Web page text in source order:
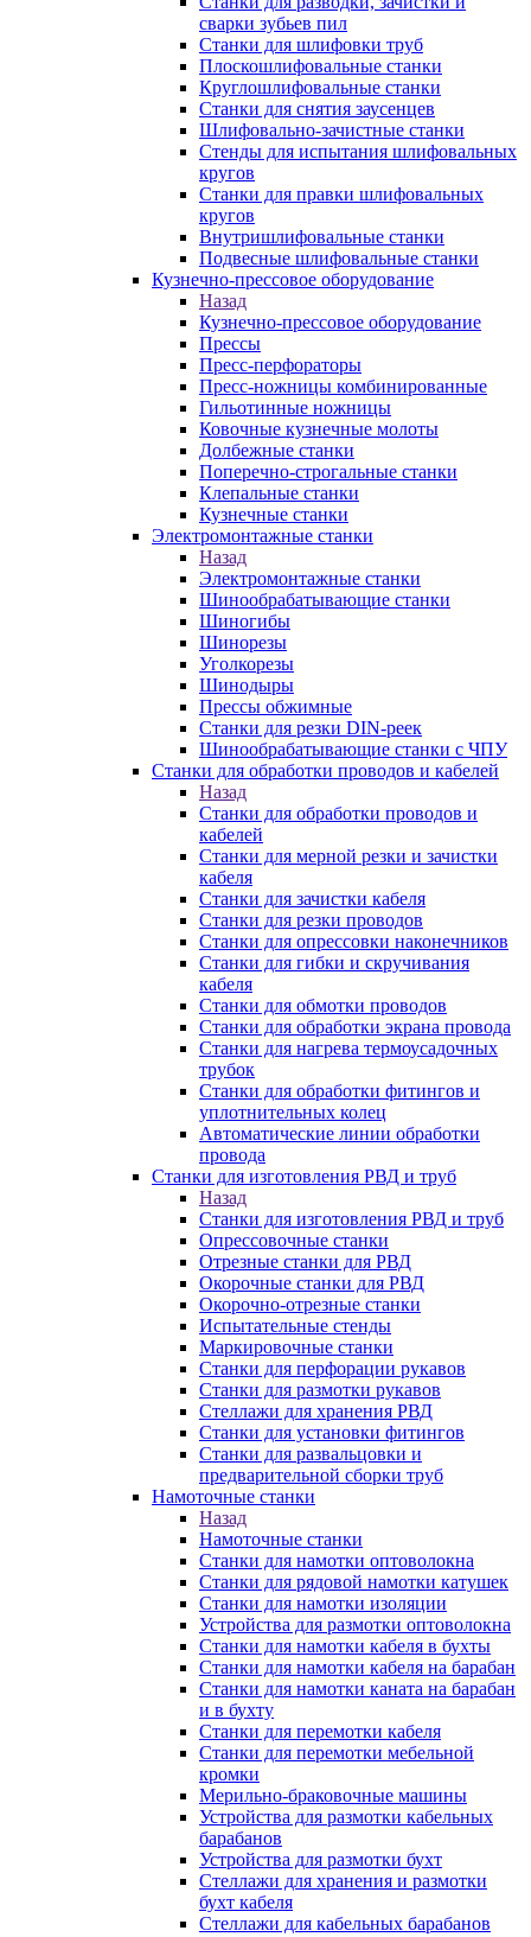
сварки зубьев пил
Станки для шлифовки труб
Плоскошлифовальные станки
Круглошлифовальные станки
Станки для снятия заусенцев
Шлифовально-зачистные станки
Стенды для испытания шлифовальных
кругов
Станки для правки шлифовальных
кругов
Внутришлифовальные станки
Подвесные шлифовальные станки
Кузнечно-прессовое оборудование
Назад
Кузнечно-прессовое оборудование
Прессы
Пресс-перфораторы
Пресс-ножницы комбинированные
Гильотинные ножницы
Ковочные кузнечные молоты
Долбежные станки
Поперечно-строгальные станки
Клепальные станки
Кузнечные станки
Электромонтажные станки
Назад
Электромонтажные станки
Шинообрабатывающие станки
Шиногибы
Шинорезы
Уголкорезы
Шинодыры
Прессы обжимные
Станки для резки DIN-реек
Шинообрабатывающие станки с ЧПУ
Станки для обработки проводов и кабелей
Назад
Станки для обработки проводов и
кабелей
Станки для мерной резки и зачистки
кабеля
Станки для зачистки кабеля
Станки для резки проводов
Станки для опрессовки наконечников
Станки для гибки и скручивания
кабеля
Станки для обмотки проводов
Станки для обработки экрана провода
Станки для нагрева термоусадочных
трубок
Станки для обработки фитингов и
уплотнительных колец
Автоматические линии обработки
провода
Станки для изготовления РВД и труб
Назад
Станки для изготовления РВД и труб
Опрессовочные станки
Отрезные станки для РВД
Окорочные станки для РВД
Окорочно-отрезные станки
Испытательные стенды
Маркировочные станки
Станки для перфорации рукавов
Станки для размотки рукавов
Стеллажи для хранения РВД
Станки для установки фитингов
Станки для развальцовки и
предварительной сборки труб
Намоточные станки
Назад
Намоточные станки
Станки для намотки оптоволокна
Станки для рядовой намотки катушек
Станки для намотки изоляции
Устройства для размотки оптоволокна
Станки для намотки кабеля в бухты
Станки для намотки кабеля на барабан
Станки для намотки каната на барабан
и в бухту
Станки для перемотки кабеля
Станки для перемотки мебельной
кромки
Мерильно-браковочные машины
Устройства для размотки кабельных
барабанов
Устройства для размотки бухт
Стеллажи для хранения и размотки
бухт кабеля
Стеллажи для кабельных барабанов